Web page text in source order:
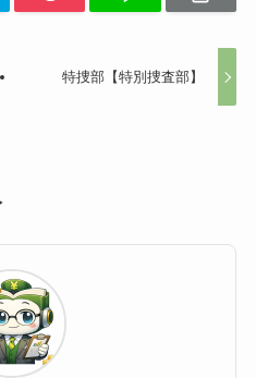
特捜部【特別捜査部】